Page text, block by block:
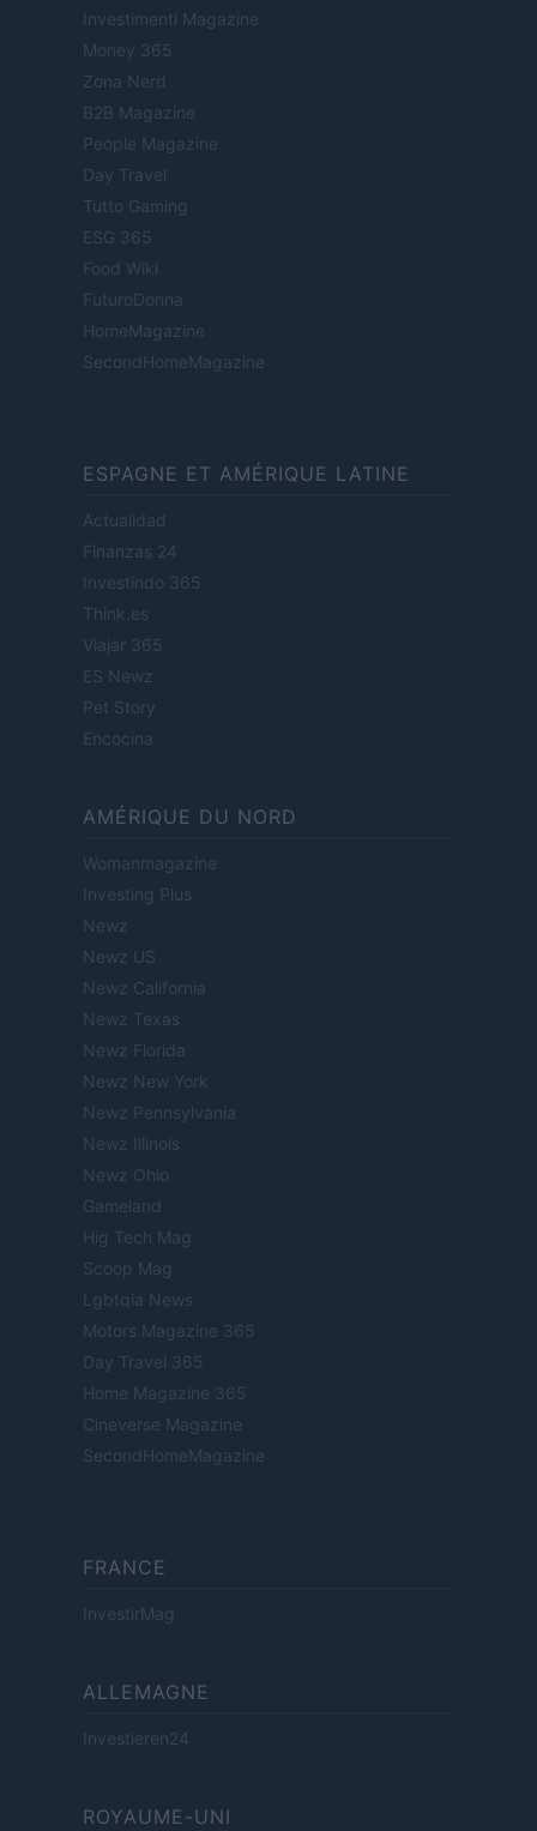
Investimenti Magazine
Money 365
Zona Nerd
B2B Magazine
People Magazine
Day Travel
Tutto Gaming
ESG 365
Food Wiki
FuturoDonna
HomeMagazine
SecondHomeMagazine
ESPAGNE ET AMÉRIQUE LATINE
Actualidad
Finanzas 24
Investindo 365
Think.es
Viajar 365
ES Newz
Pet Story
Encocina
AMÉRIQUE DU NORD
Womanmagazine
Investing Plus
Newz
Newz US
Newz California
Newz Texas
Newz Florida
Newz New York
Newz Pennsylvania
Newz Illinois
Newz Ohio
Gameland
Hig Tech Mag
Scoop Mag
Lgbtqia News
Motors Magazine 365
Day Travel 365
Home Magazine 365
Cineverse Magazine
SecondHomeMagazine
FRANCE
InvestirMag
ALLEMAGNE
Investieren24
ROYAUME-UNI